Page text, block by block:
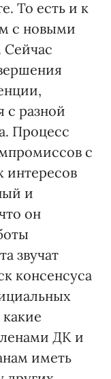
То есть и к
с новыми
с разной
Процесс
с
интересов
и
он
звучат
консенсуса
ДК и
иметь